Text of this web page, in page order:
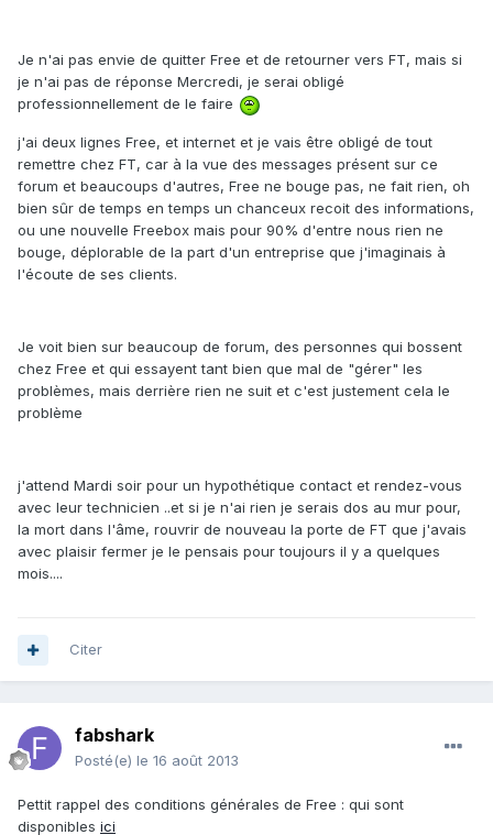
Je n'ai pas envie de quitter Free et de retourner vers FT, mais si
je n'ai pas de réponse Mercredi, je serai obligé
professionnellement de le faire
j'ai deux lignes Free, et internet et je vais être obligé de tout
remettre chez FT, car à la vue des messages présent sur ce
forum et beaucoups d'autres, Free ne bouge pas, ne fait rien, oh
bien sûr de temps en temps un chanceux recoit des informations,
ou une nouvelle Freebox mais pour 90% d'entre nous rien ne
bouge, déplorable de la part d'un entreprise que j'imaginais à
l'écoute de ses clients.
Je voit bien sur beaucoup de forum, des personnes qui bossent
chez Free et qui essayent tant bien que mal de "gérer" les
problèmes, mais derrière rien ne suit et c'est justement cela le
problème
j'attend Mardi soir pour un hypothétique contact et rendez-vous
avec leur technicien ..et si je n'ai rien je serais dos au mur pour,
la mort dans l'âme, rouvrir de nouveau la porte de FT que j'avais
avec plaisir fermer je le pensais pour toujours il y a quelques
mois....
Citer
fabshark
Posté(e) le 16 août 2013
Pettit rappel des conditions générales de Free : qui sont
disponibles ici